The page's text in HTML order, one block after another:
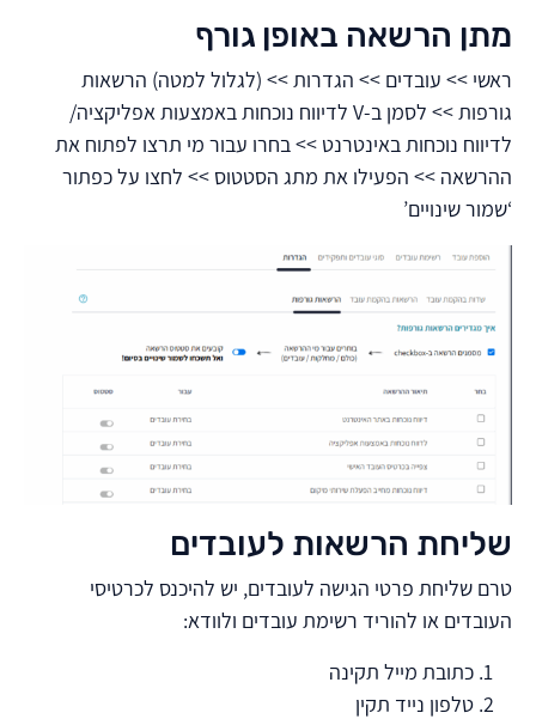
מתן הרשאה באופן גורף
ראשי >> עובדים >> הגדרות >> (לגלול למטה) הרשאות
גורפות >> לסמן ב-V לדיווח נוכחות באמצעות אפליקציה/
לדיווח נוכחות באינטרנט >> בחרו עבור מי תרצו לפתוח את
ההרשאה >> הפעילו את מתג הסטטוס >> לחצו על כפתור
‘שמור שינויים’
שליחת הרשאות לעובדים
טרם שליחת פרטי הגישה לעובדים, יש להיכנס לכרטיסי
העובדים או להוריד רשימת עובדים ולוודא:
כתובת מייל תקינה
טלפון נייד תקין